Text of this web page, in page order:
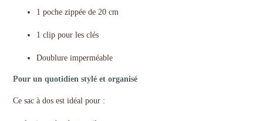
1 poche zippée de 20 cm
1 clip pour les clés
Doublure imperméable
Pour un quotidien stylé et organisé
Ce sac à dos est idéal pour :